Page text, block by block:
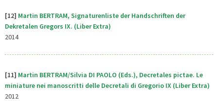
[12] Martin BERTRAM, Signaturenliste der Handschriften der
Dekretalen Gregors IX. (Liber Extra)
2014
[11] Martin BERTRAM/Silvia DI PAOLO (Eds.), Decretales pictae. Le
miniature nei manoscritti delle Decretali di Gregorio IX (Liber Extra)
2012